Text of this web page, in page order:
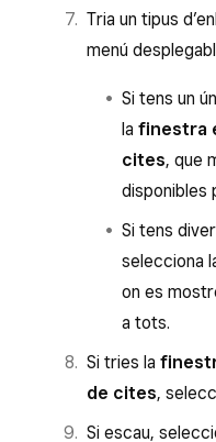
Tria un tipus
menú
Si tens un
la finestra
cites, que
disponibles
Si tens
selecciona
on es
a tots.
Si tries la
de cites,
Si escau,